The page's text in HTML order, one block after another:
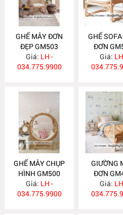
GHẾ MÂY ĐƠN
ĐẸP GM503
Giá: LH -
034.775.9900
GHẾ
ĐƠN
Giá:
GHẾ MÂY CHỤP
HÌNH GM500
Giá: LH -
034.775.9900
GIƯỜNG
ĐƠN
Giá: